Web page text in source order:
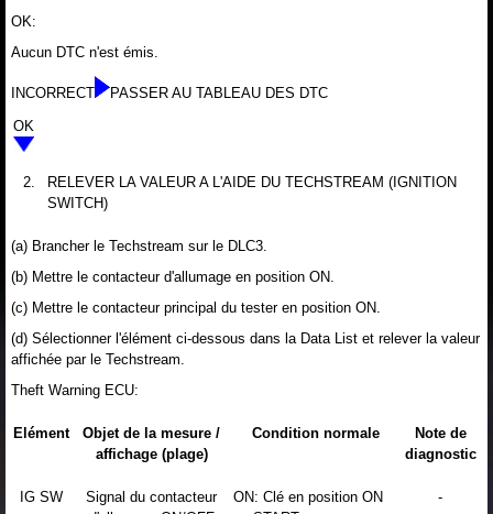
OK:
Aucun DTC n'est émis.
INCORRECT
PASSER AU TABLEAU DES DTC
OK
2.
RELEVER LA VALEUR A L'AIDE DU TECHSTREAM (IGNITION
SWITCH)
(a) Brancher le Techstream sur le DLC3.
(b) Mettre le contacteur d'allumage en position ON.
(c) Mettre le contacteur principal du tester en position ON.
(d) Sélectionner l'élément ci-dessous dans la Data List et relever la valeur
affichée par le Techstream.
Theft Warning ECU:
Elément
Objet de la mesure /
affichage (plage)
Condition normale
Note de
diagnostic
IG SW
Signal du contacteur
ON: Clé en position ON
-